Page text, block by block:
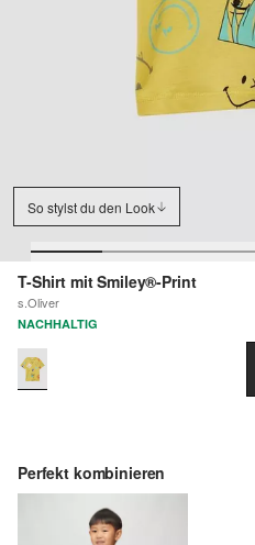
So stylst du den Look
T-Shirt mit Smiley®-Print
s.Oliver
NACHHALTIG
Perfekt kombinieren